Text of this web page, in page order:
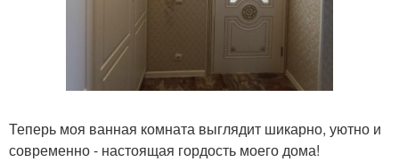
Теперь моя ванная комната выглядит шикарно, уютно и
современно - настоящая гордость моего дома!